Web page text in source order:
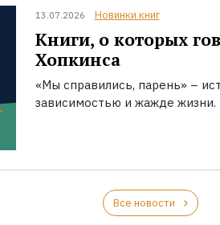
13.07.2026 Новинки книг
Книги, о которых
Хопкинса
«Мы справились, парень» –
зависимостью и жажде жизни.
Все новости